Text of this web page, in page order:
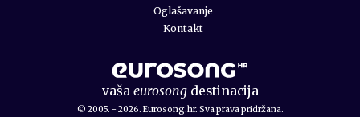
vaša eurosongdestinacija
© 2005. - 2026. Eurosong.hr. Sva prava pridržana.
Oglašavanje
Kontakt